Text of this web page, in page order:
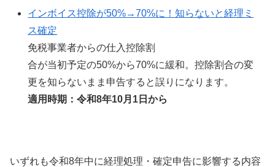
インボイス控除が50%→70%に！知らないと経理ミ
ス確定
免税事業者からの仕入控除割
合が当初予定の50%から70%に緩和。控除割合の変
更を知らないまま申告すると誤りになります。
適用時期：令和8年10月1日から
いずれも令和8年中に経理処理・確定申告に影響する内容